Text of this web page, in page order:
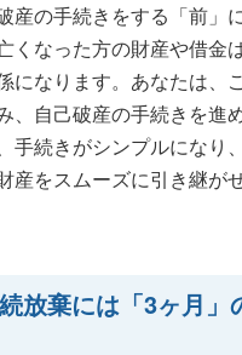
産の手続きをする「前」
くなった方の財産や借金
になります。あなたは、
、自己破産の手続きを進
手続きがシンプルになり
産をスムーズに引き継が
放棄には「3ヶ月」